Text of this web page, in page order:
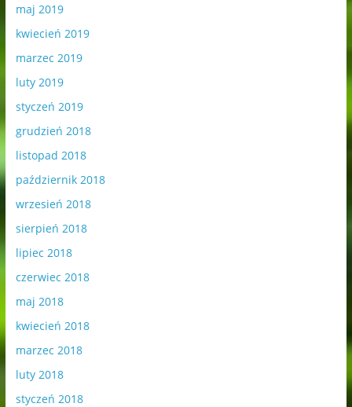
maj 2019
kwiecień 2019
marzec 2019
luty 2019
styczeń 2019
grudzień 2018
listopad 2018
październik 2018
wrzesień 2018
sierpień 2018
lipiec 2018
czerwiec 2018
maj 2018
kwiecień 2018
marzec 2018
luty 2018
styczeń 2018